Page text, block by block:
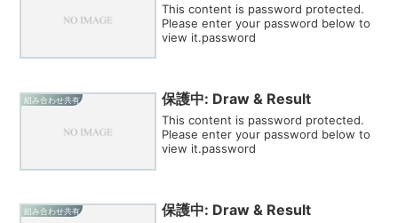
This content is password protected.
Please enter your password below to
view it.password
組み合わせ共有 保護中: Draw & Result
This content is password protected.
Please enter your password below to
view it.password
組み合わせ共有 保護中: Draw & Result